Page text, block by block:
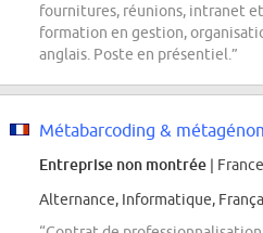
fournitures, réunions, intranet
formation en gestion,
anglais. Poste en présentiel.”
Entreprise non montrée | France
Alternance, Informatique,